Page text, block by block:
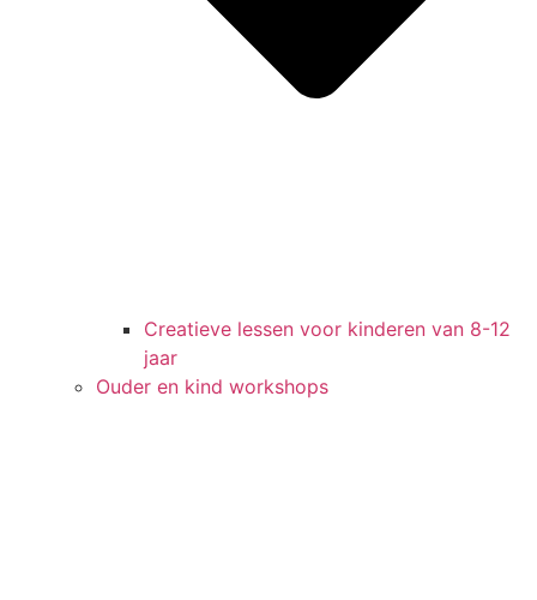
Creatieve lessen voor kinderen van 8-12
jaar
Ouder en kind workshops